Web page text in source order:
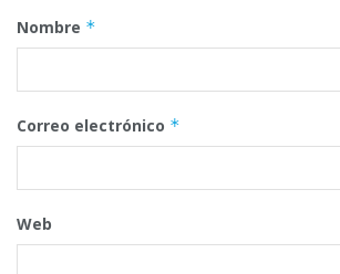
Nombre *
Correo electrónico *
Web